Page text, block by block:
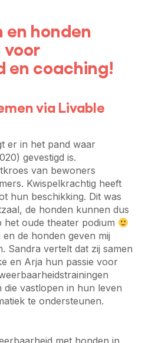
en honden
voor
en coaching!
via Livable
er in het pand waar
gevestigd is.
van bewoners
Kwispelkrachtig heeft
hun beschikking. Dit was
de honden kunnen dus
oude theater podium
de honden geven mij
Sandra vertelt dat zij samen
en Arja hun passie voor
vastlopen in hun leven
te ondersteunen.